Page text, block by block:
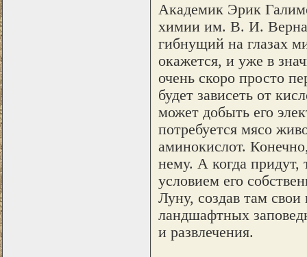
Академик Эрик
химии им. В. И.
гибнущий на глазах
окажется, и уже в
очень скоро просто
будет зависеть от
может добыть его
потребуется мясо
аминокислот.
нему. А когда придут,
условием его
Луну, создав там
ландшафтных
и развлечения.